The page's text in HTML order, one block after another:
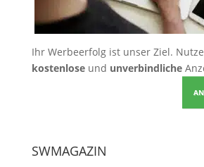
Ihr Werbeerfolg ist unser Ziel.
kostenloseund unverbindliche
SWMAGAZIN